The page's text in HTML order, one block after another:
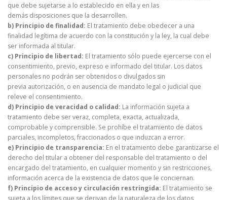
que debe sujetarse a lo establecido en ella y en las
demás disposiciones que la desarrollen.
b) Principio de finalidad: El tratamiento debe obedecer a una
finalidad legítima de acuerdo con la constitución y la ley, la cual debe
ser informada al titular.
c) Principio de libertad: El tratamiento sólo puede ejercerse con el
consentimiento, previo, expreso e informado del titular. Los datos
personales no podrán ser obtenidos o divulgados sin
previa autorización, o en ausencia de mandato legal o judicial que
releve el consentimiento.
d) Principio de veracidad o calidad: La información sujeta a
tratamiento debe ser veraz, completa, exacta, actualizada,
comprobable y comprensible. Se prohíbe el tratamiento de datos
parciales, incompletos, fraccionados o que induzcan a error.
e) Principio de transparencia: En el tratamiento debe garantizarse el
derecho del titular a obtener del responsable del tratamiento o del
encargado del tratamiento, en cualquier momento y sin restricciones,
información acerca de la existencia de datos que le conciernan.
f) Principio de acceso y circulación restringida: El tratamiento se
sujeta a los límites que se derivan de la naturaleza de los datos